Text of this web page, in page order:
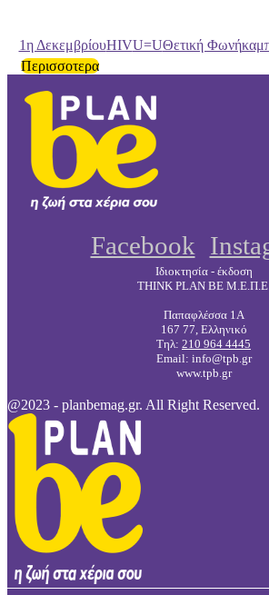
1η ΔεκεμβρίουHIVU=UΘετική Φωνή
Περισσοτερα
Facebook
Ιδιοκτησία - έκδοση
THINK PLAN BE
Παπαφλέσσα 1Α
167 77, Ελληνικό
Τηλ: 210 964 4445
Email: info@tpb.gr
www.tpb.gr
@2023 - planbemag.gr. All Right Reserved.